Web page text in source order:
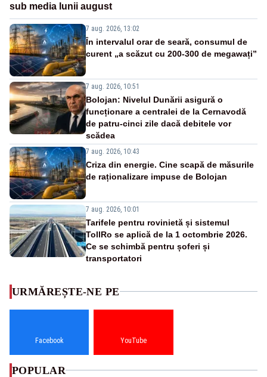
sub media lunii august
7 aug. 2026, 13:02
În intervalul orar de seară, consumul de
curent „a scăzut cu 200-300 de megawați”
7 aug. 2026, 10:51
Bolojan: Nivelul Dunării asigură o
funcționare a centralei de la Cernavodă
de patru-cinci zile dacă debitele vor
scădea
7 aug. 2026, 10:43
Criza din energie. Cine scapă de măsurile
de raționalizare impuse de Bolojan
7 aug. 2026, 10:01
Tarifele pentru rovinietă și sistemul
TollRo se aplică de la 1 octombrie 2026.
Ce se schimbă pentru șoferi și
transportatori
URMĂREȘTE-NE PE
Facebook YouTube
POPULAR